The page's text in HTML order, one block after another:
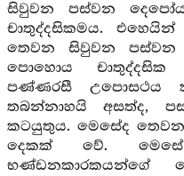
සිවුවන පස්වන
චාතුද්දසිකමය.
තෙවන සිවුවන
පොහොය
පණ්ණරසී උපොසථය
තබන්නාහයි අසත්ද,
කටයුතුය. මෙසේද තෙවන
දෙකක් වේ.
භණ්ඩනකාරකයන්ගේ